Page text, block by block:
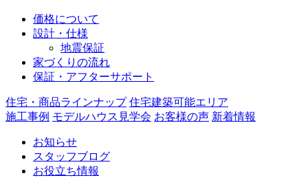
価格について
設計・仕様
地震保証
家づくりの流れ
保証・アフターサポート
住宅・商品ラインナップ 住宅建築可能エリア
施工事例 モデルハウス見学会 お客様の声 新着情報
お知らせ
スタッフブログ
お役立ち情報